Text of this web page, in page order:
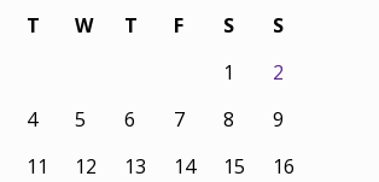
T W T F S
S
1
2
4 5 6 7 8
9
11 12 13 14 15
16